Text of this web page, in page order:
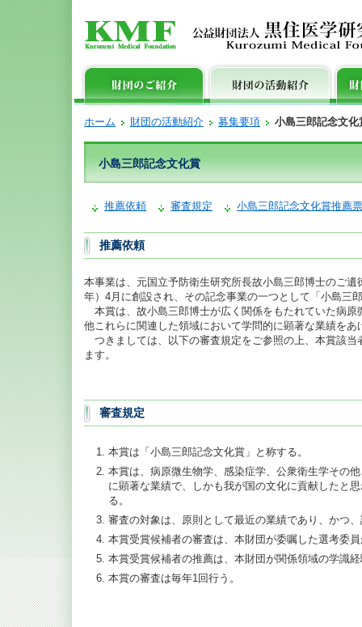
ホーム 財団の活動紹介 募集要項 小島三郎記念文化
小島三郎記念文化賞
推薦依頼 審査規定 小島三郎記念文化賞推薦票
推薦依頼
本事業は、元国立予防衛生研究所長故小島三郎博士のご
年）4月に創設され、その記念事業の一つとして「小島三
本賞は、故小島三郎博士が広く関係をもたれていた病原
他これらに関連した領域において学問的に顕著な業績を
つきましては、以下の審査規定をご参照の上、本賞該当
ます。
審査規定
本賞は「小島三郎記念文化賞」と称する。
本賞は、病原微生物学、感染症学、公衆衛生学その
に顕著な業績で、しかも我が国の文化に貢献したと
る。
審査の対象は、原則として最近の業績であり、かつ
本賞受賞候補者の審査は、本財団が委嘱した選考委
本賞受賞候補者の推薦は、本財団が関係領域の学識
本賞の審査は毎年1回行う。